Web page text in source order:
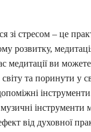
стресом – це
розвитку,
медитації ви
та поринути у
музичні
від духовної